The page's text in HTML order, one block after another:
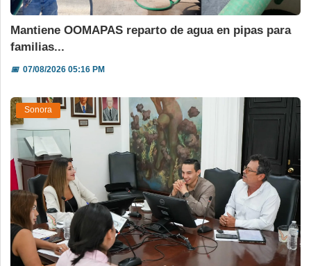
Mantiene OOMAPAS reparto de agua en pipas para
familias...
📅07/08/2026 05:16 PM
Sonora